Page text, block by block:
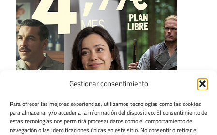
Gestionar consentimiento
Para ofrecer las mejores experiencias, utilizamos tecnologías como las cookies
para almacenar y/o acceder a la información del dispositivo. El consentimiento de
estas tecnologías nos permitirá procesar datos como el comportamiento de
navegación o las identificaciones únicas en este sitio. No consentir o retirar el